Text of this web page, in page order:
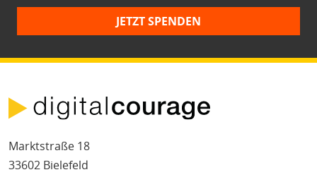
JETZT SPENDEN
Marktstraße 18
33602 Bielefeld